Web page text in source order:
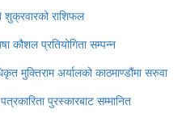
राशिफल
कौशल प्रतियोगिता सम्पन्न
मुक्तिराम अर्यालको काठमाण्डौंमा सरुवा
पुरस्कारबाट सम्मानित